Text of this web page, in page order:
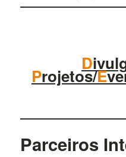
D
Projetos/E
Parceiros